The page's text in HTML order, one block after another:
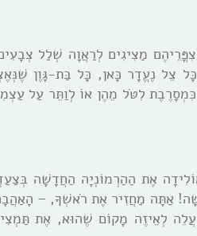
מַצִיגִים לְרַאֲוָה שְׁלַל
צֵל נֶעֱדָר כָּאן, כָּל בַּת-גָּוֶן
לִטֹּל מֵהֶן אוֹ לְוַתֵּר עַל
אֶת הַהַרְמוֹנְיָה הַחֲדָשָׁה
אַתָּה מַחֲזִיר אֶת רֹאשְׁךָ, –
לְאֵיזֶה מָקוֹם שֶׁהוּא, אֶת